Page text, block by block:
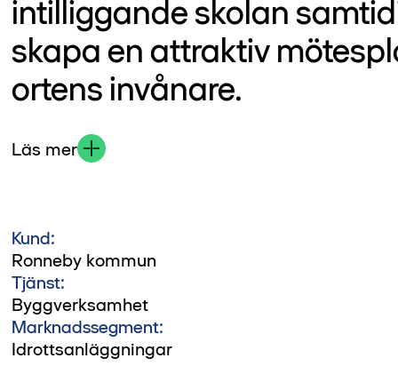
intilliggande skolan
skapa en attraktiv
ortens invånare.
Läs mer
Kund:
Ronneby kommun
Tjänst:
Byggverksamhet
Marknadssegment:
Idrottsanläggningar